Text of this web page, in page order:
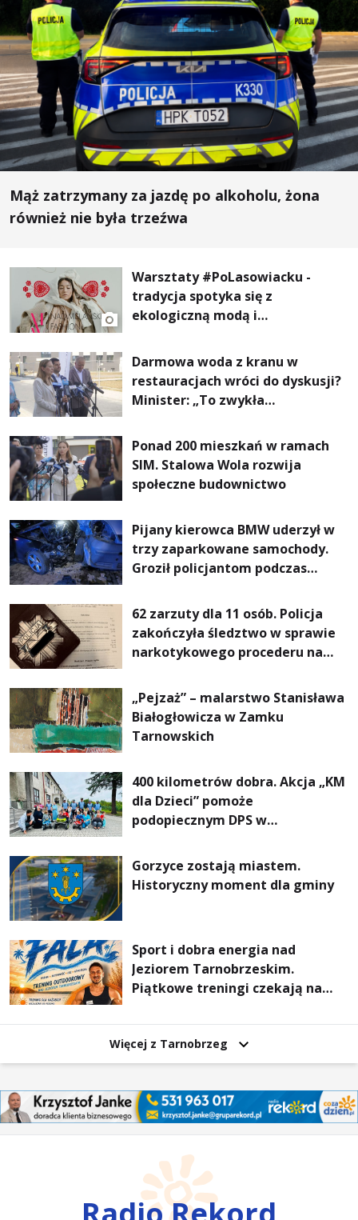
Mąż zatrzymany za jazdę po alkoholu, żona
również nie była trzeźwa
Warsztaty #PoLasowiacku -
tradycja spotyka się z
ekologiczną modą i
Darmowa woda z kranu w
restauracjach wróci do dyskusji?
Minister: „To zwykła
Ponad 200 mieszkań w ramach
SIM. Stalowa Wola rozwija
społeczne budownictwo
Pijany kierowca BMW uderzył w
trzy zaparkowane samochody.
Groził policjantom podczas
62 zarzuty dla 11 osób. Policja
zakończyła śledztwo w sprawie
narkotykowego procederu na
„Pejzaż” – malarstwo Stanisława
Białogłowicza w Zamku
Tarnowskich
400 kilometrów dobra. Akcja „KM
dla Dzieci” pomoże
podopiecznym DPS w
Gorzyce zostają miastem.
Historyczny moment dla gminy
Sport i dobra energia nad
Jeziorem Tarnobrzeskim.
Piątkowe treningi czekają na
Więcej z Tarnobrzeg